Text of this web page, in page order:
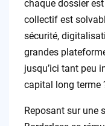
chaque dossier
collectif est
sécurité,
grandes
jusqu’ici tant peu
capital long terme
Reposant sur une